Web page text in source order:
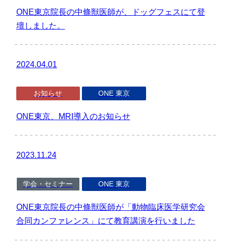
ONE東京院長の中條獣医師が、ドッグフェスにて登
壇しました。
2024.04.01
お知らせ ONE 東京
ONE東京、MRI導入のお知らせ
2023.11.24
学会・セミナー ONE 東京
ONE東京院長の中條獣医師が「動物臨床医学研究会
合同カンファレンス」にて教育講演を行いました